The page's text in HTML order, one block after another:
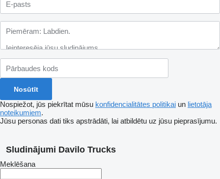
Nospiežot, jūs piekrītat mūsu konfidencialitātes politikai un lietotāja
noteikumiem.
Jūsu personas dati tiks apstrādāti, lai atbildētu uz jūsu pieprasījumu.
Sludinājumi Davilo Trucks
Meklēšana